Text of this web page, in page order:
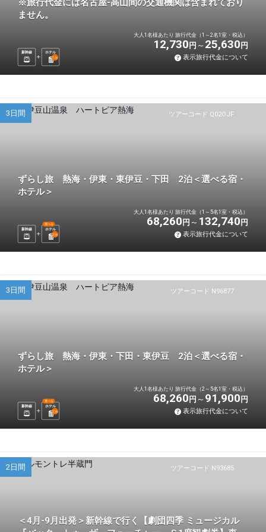
※旅行代金には名古屋-高山間の交通機関は含まれており
ません。
新幹線
ホテル
1 泊
大人1名様あたり 旅行代金（1～2名1室・税込）
12,730 円 25,630 円
表示旅行代金について
ツアーコード Q02OJF
3日間
ずらし旅 熱海・伊東・東伊豆・下田 2泊＜選べる宿・
ホテル＞
新幹線 ホテル
選べる
2泊
大人1名様あたり 旅行代金（1～5名1室・税込）
68,260 円 132,740 円
表示旅行代金について
ツアーコード N96877
3日間
ずらし旅 熱海・伊東・下田・東伊豆 2泊＜選べる宿・
ホテル＞
新幹線 ホテル
選べる
2泊
大人1名様あたり 旅行代金（2～5名1室・税込）
68,260 円 91,900 円
表示旅行代金について
ツアーコード N93685
2日間
＜4月-9月出発＞新幹線で行く【劇団四季 ミュージカル